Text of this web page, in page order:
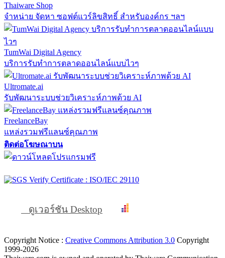
Thaiware Shop
จำหน่าย จัดหา ซอฟต์แวร์ลิขสิทธิ์ สำหรับองค์กร ฯลฯ
TumWai Digital Agency
บริการรับทำการตลาดออนไลน์แบบไวๆ
Ultromate.ai
รับพัฒนาระบบช่วยวิเคราะห์ภาพด้วย AI
FreelanceBay
แหล่งรวมฟรีแลนซ์คุณภาพ
ติดต่อโฆษณาบน
ดูเวอร์ชัน Desktop
Copyright Notice : Creative Commons Attribution 3.0 Copyright
1999-2026